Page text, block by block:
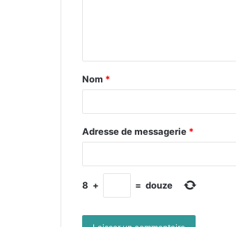
Nom *
Adresse de messagerie *
8 + = douze